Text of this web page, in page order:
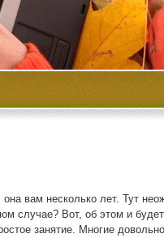
вам несколько лет. Тут
случае? Вот, об этοм и
занятие. Многие